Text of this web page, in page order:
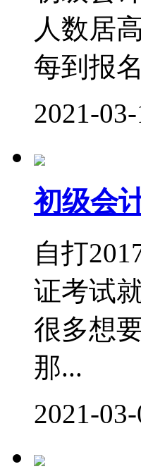
人数居
每到报
2021-
初级会
自打
证考试
很多想
那...
2021-